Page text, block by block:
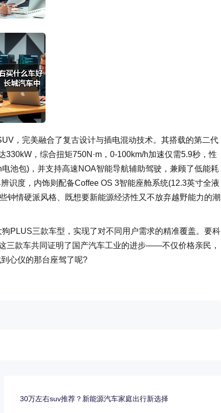
，完美融合了复古设计与插电混动技术。其搭载的第二代
，综合扭矩750N·m，0-100km/h加速仅需5.9秒，性
池包)，并支持高速NOA智能导航辅助驾驶，兼顾了低能耗
识度，内饰则配备Coffee OS 3智能座舱系统(12.3英寸全液
钟情硬派风格、既想要新能源经济性又不放弃越野能力的潮
PLUS三款车型，实现了对不同用户需求的精准覆盖。要科
三款车共同证明了国产汽车工业的进步——不仅价格亲民，
心仪的那台座驾了呢?
30万左右suv推荐？新能源汽车家庭出行新选择